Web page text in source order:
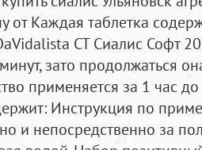
от Каждая таблетка
CT Сиалис Софт
зато продолжаться
применяется за 1 час до
Инструкция по
и непосредственно за